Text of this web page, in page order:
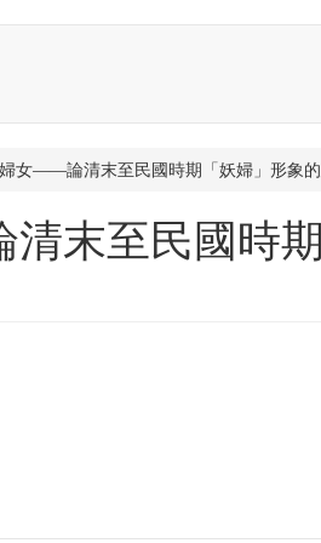
婦女——論清末至民國時期「妖婦」形象
末至民國時